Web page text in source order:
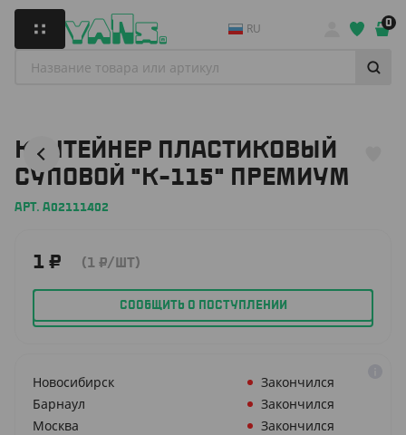
RU 0
КОНТЕЙНЕР ПЛАСТИКОВЫЙ
СУПОВОЙ "К-115" ПРЕМИУМ
АРТ. A02111402
1 ₽ (1 ₽/ШТ)
СООБЩИТЬ О ПОСТУПЛЕНИИ
Новосибирск
Закончился
Барнаул
Закончился
Москва
Закончился